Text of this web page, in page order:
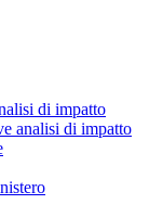
di impatto
analisi di impatto